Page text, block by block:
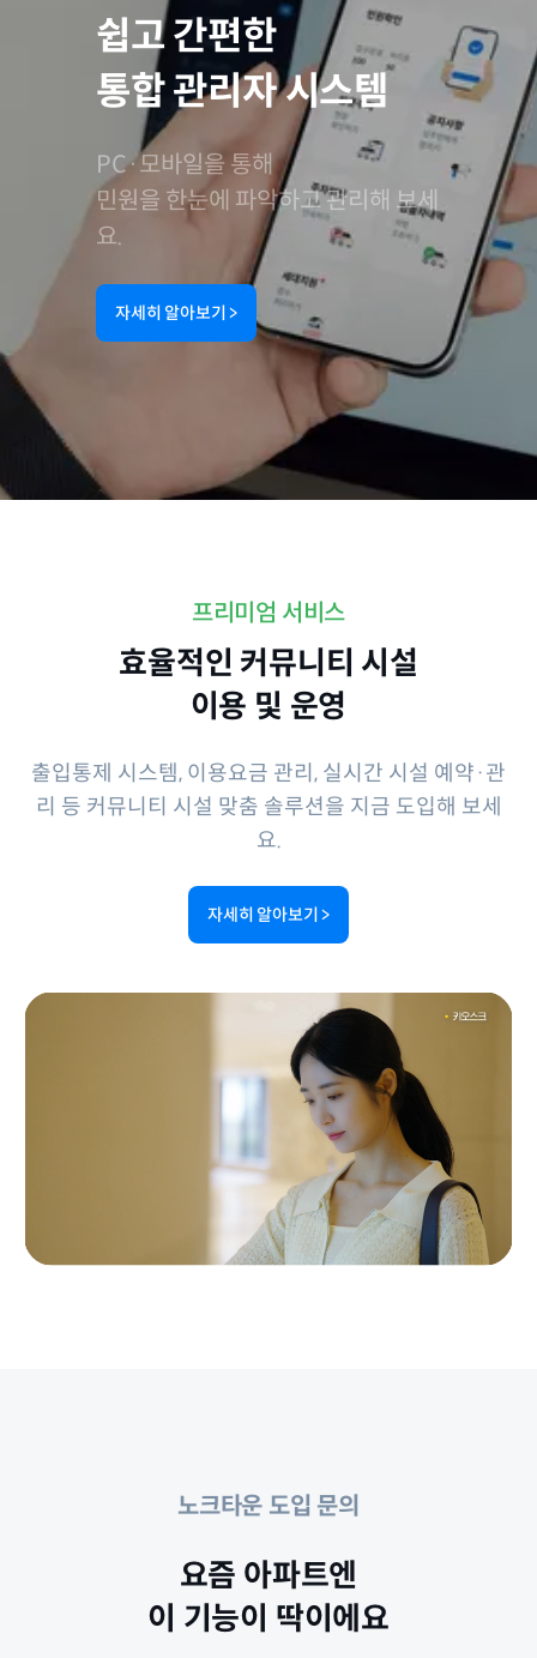
쉽고 간편한
통합 관리자 시스템
PC·모바일을 통해
민원을 한눈에 파악하고 관리해 보세
요.
자세히 알아보기>
프리미엄 서비스
효율적인 커뮤니티 시설
이용 및 운영
출입통제 시스템, 이용요금 관리, 실시간 시설 예약·관
리 등 커뮤니티 시설 맞춤 솔루션을 지금 도입해 보세
요.
자세히 알아보기>
노크타운 도입 문의
요즘 아파트엔
이 기능이 딱이에요